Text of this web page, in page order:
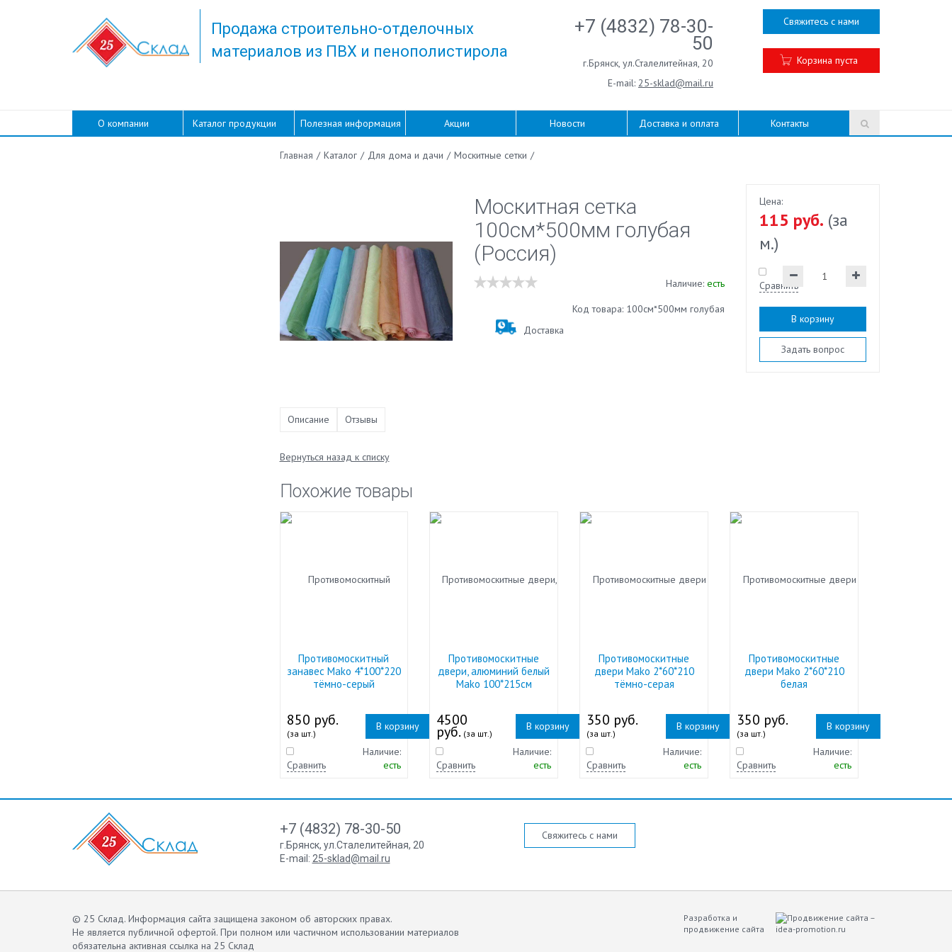
Продажа строительно-отделочных
материалов из ПВХ и пенополистирола
+7 (4832) 78-30-
50
г.Брянск, ул.Сталелитейная, 20
E-mail: 25-sklad@mail.ru
Свяжитесь с нами
Корзина пуста
О компании Каталог продукции Полезная информация Акции Новости Доставка и оплата Контакты
Главная / Каталог / Для дома и дачи / Москитные сетки /
Москитная сетка
100см*500мм голубая
(Россия)
Наличие: есть
Код товара: 100см*500мм голубая
Доставка
Цена:
115 руб. (за
м.)
Сравнить
В корзину
Задать вопрос
Описание Отзывы
Вернуться назад к списку
Похожие товары
Противомоскитный
занавес Mako 4*100*220
тёмно-серый
850 руб.
(за шт.)
В корзину
Сравнить
Наличие:
есть
Противомоскитные
двери, алюминий белый
Mako 100*215см
4500
руб. (за шт.)
В корзину
Сравнить
Наличие:
есть
Противомоскитные
двери Mako 2*60*210
тёмно-серая
350 руб.
(за шт.)
В корзину
Сравнить
Наличие:
есть
Противомоскитные
двери Mako 2*60*210
белая
350 руб.
(за шт.)
В корзину
Сравнить
Наличие:
есть
+7 (4832) 78-30-50
г.Брянск, ул.Сталелитейная, 20
E-mail: 25-sklad@mail.ru
Свяжитесь с нами
© 25 Склад. Информация сайта защищена законом об авторских правах.
Не является публичной офертой. При полном или частичном использовании материалов
обязательна активная ссылка на 25 Склад
Разработка и
продвижение сайта